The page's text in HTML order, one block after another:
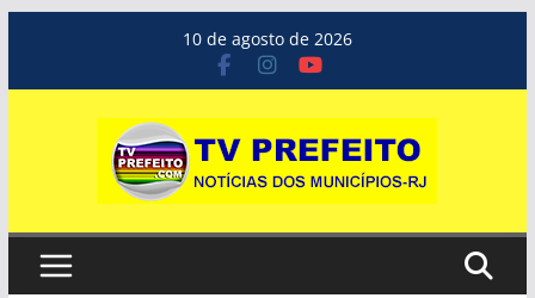
o
10 de agosto de 2026